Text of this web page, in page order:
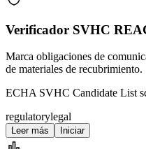
Verificador SVHC
Marca obligaciones de
de materiales de recubrimiento.
ECHA SVHC Candidate List
regulatorylegal
Leer más Iniciar